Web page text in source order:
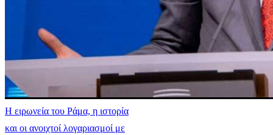
Η ειρωνεία του Ράμα, η ιστορία
και οι ανοιχτοί λογαριασμοί με